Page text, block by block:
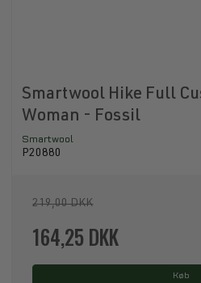
Smartwool Hike Full
Woman - Fossil
Smartwool
P20880
219,00 DKK
164,25 DKK
Køb